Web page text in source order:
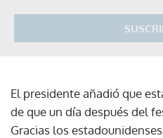
El presidente añadió que
de que un día después del
Gracias los